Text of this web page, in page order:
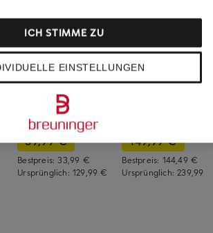
+Aktionsrabatt
Overjacket
39,99 €
Bestpreis:33,99 €
Ursprünglich: 129,99 €
+Aktionsrabatt
149,99 €
Bestpreis: 144,49 €
Ursprünglich:239,99 €
EINSTELLUNGEN
ICH STIMME ZU